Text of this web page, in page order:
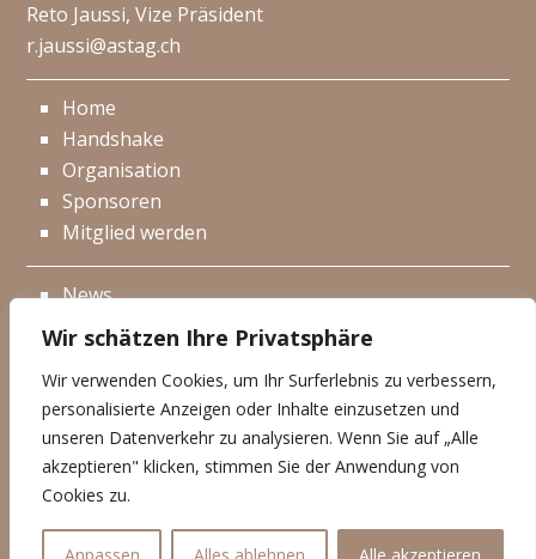
Wir schätzen Ihre Privatsphäre
Wir verwenden Cookies, um Ihr Surferlebnis zu verbessern,
personalisierte Anzeigen oder Inhalte einzusetzen und
unseren Datenverkehr zu analysieren. Wenn Sie auf „Alle
akzeptieren" klicken, stimmen Sie der Anwendung von
Cookies zu.
Reto Jaussi, Vize Präsident
r.jaussi@astag.ch
Home
Handshake
Organisation
Sponsoren
Mitglied werden
News
Events
Kontakt
Impressum
Datenschutzerklärung